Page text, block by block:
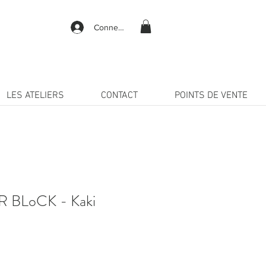
Connexion
LES ATELIERS CONTACT POINTS DE VENTE
BLoCK - Kaki